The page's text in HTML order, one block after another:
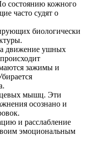
состоянию кожного
часто судят о
биологически
движение ушных
зажимы и
мышц. Эти
осознано и
и расслабление
эмоциональным